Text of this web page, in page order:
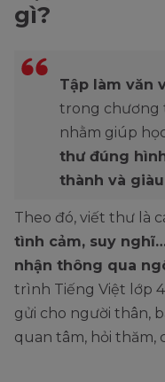
gì?
Tập làm văn
trong chương
nhằm giúp
thư đúng
thành và
Theo đó, viết thư là
tình cảm, suy
nhận thông qua
trình Tiếng Việt lớp
gửi cho người thân,
quan tâm, hỏi thăm,